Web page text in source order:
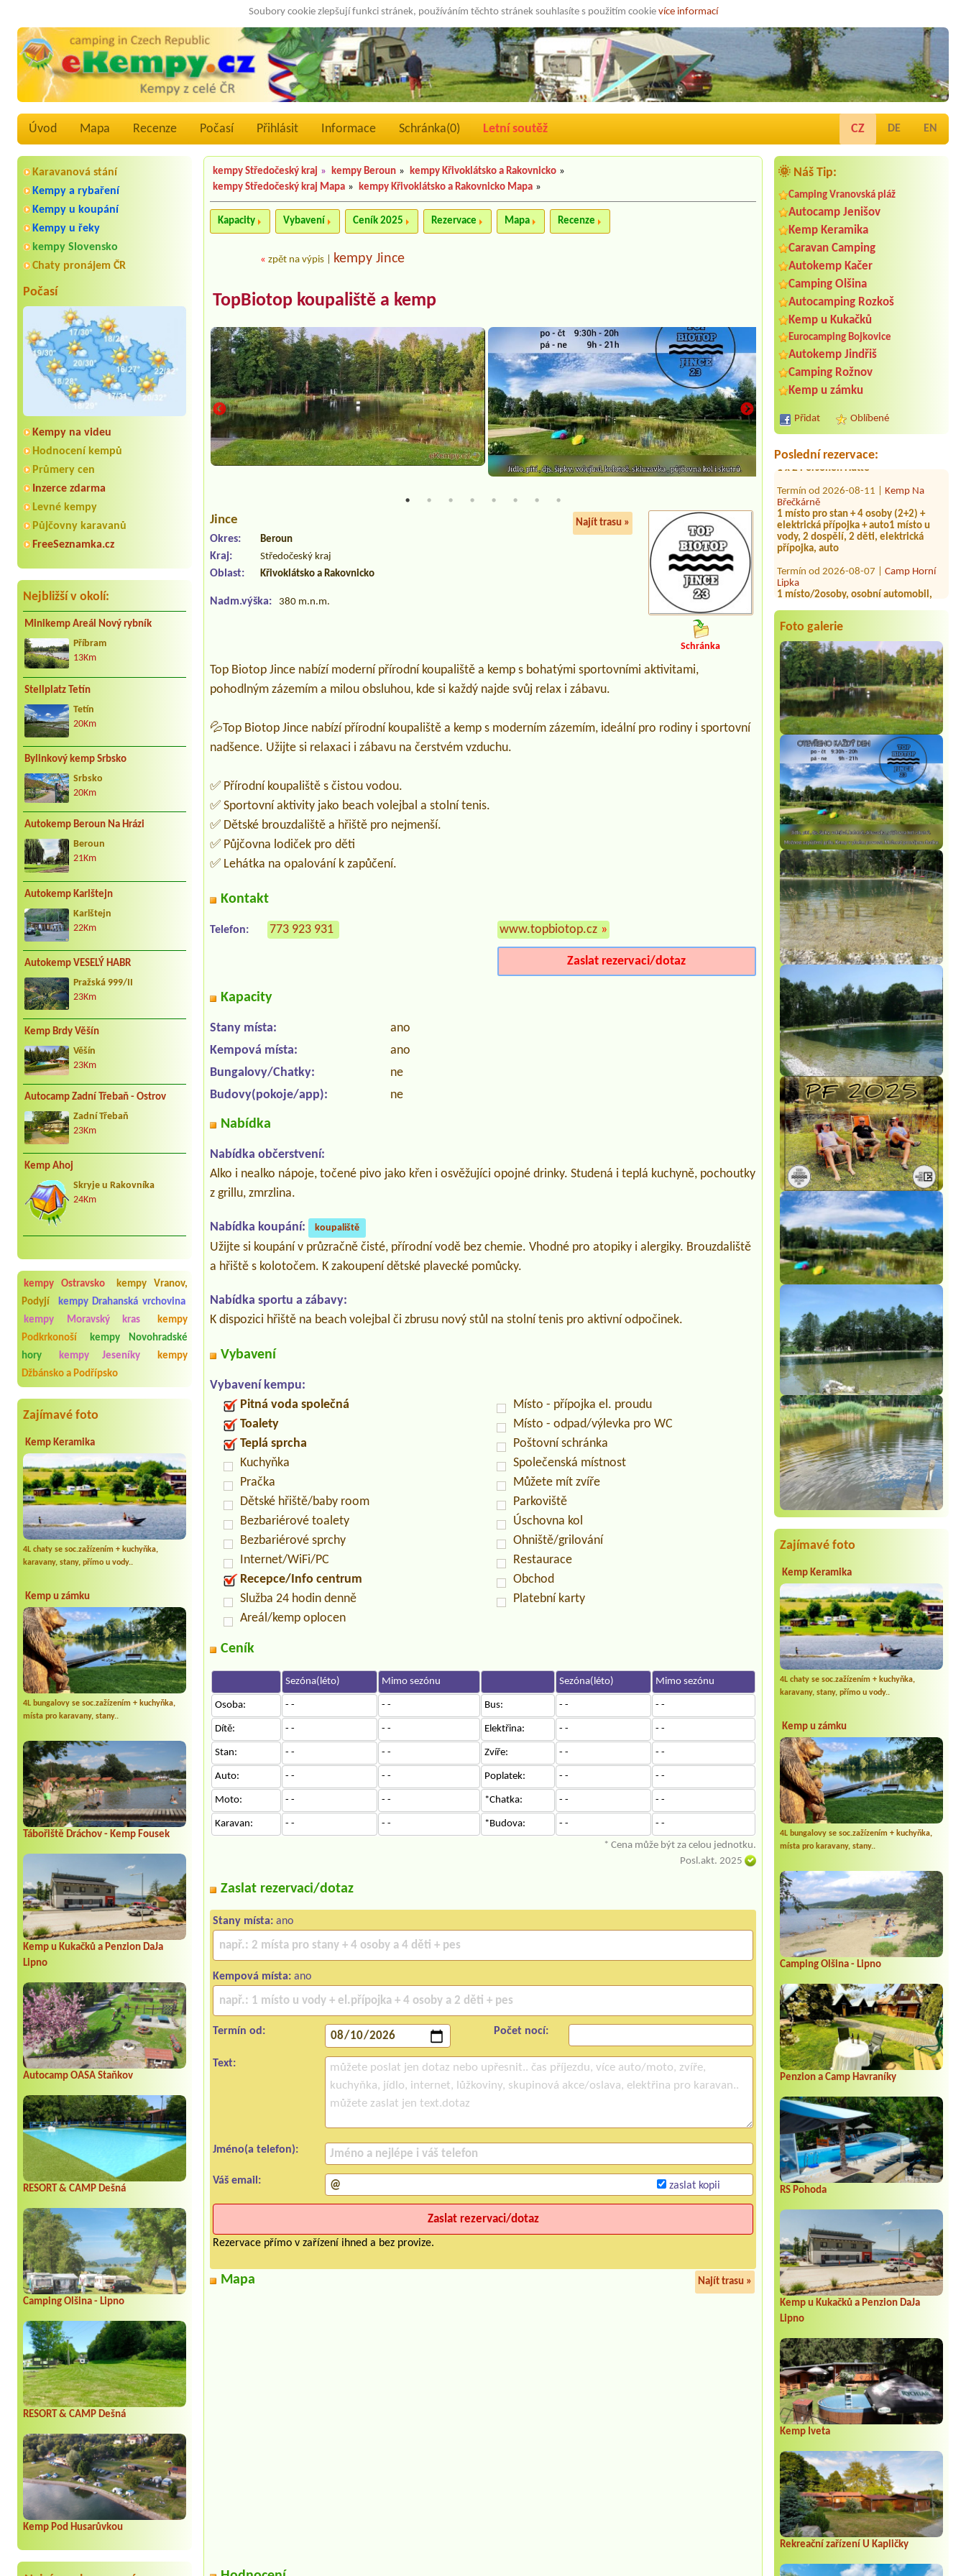
Soubory cookie zlepšují funkci stránek, používáním těchto stránek souhlasíte s použitím cookie více informací
Úvod Mapa Recenze Počasí Přihlásit Informace Schránka(0) Letní soutěž CZ DE EN
Karavanová stání
Kempy a rybaření
Kempy u koupání
Kempy u řeky
kempy Slovensko
Chaty pronájem ČR
Počasí
Kempy na videu
Hodnocení kempů
Průmery cen
Inzerce zdarma
Levné kempy
Půjčovny karavanů
FreeSeznamka.cz
Nejbližší v okolí:
Minikemp Areál Nový rybník
Příbram
13Km
Stellplatz Tetín
Tetín
20Km
Bylinkový kemp Srbsko
Srbsko
20Km
Autokemp Beroun Na Hrázi
Beroun
21Km
Autokemp Karlštejn
Karlštejn
22Km
Autokemp VESELÝ HABR
Pražská 999/II
23Km
Kemp Brdy Věšín
Věšín
23Km
Autocamp Zadní Třebaň - Ostrov
Zadní Třebaň
23Km
Kemp Ahoj
Skryje u Rakovníka
24Km
kempy Ostravsko
kempy Vranov,
Podyjí
kempy Drahanská vrchovina
kempy Moravský kras
kempy
Podkrkonoší
kempy Novohradské
hory
kempy Jeseníky
kempy
Džbánsko a Podřípsko
Zajímavé foto
Kemp Keramika
4L chaty se soc.zažízením + kuchyňka,
karavany, stany, přímo u vody..
Kemp u zámku
4L bungalovy se soc.zažízením + kuchyňka,
místa pro karavany, stany..
Tábořiště Dráchov - Kemp Fousek
Kemp u Kukačků a Penzion DaJa
Lipno
Autocamp OASA Staňkov
RESORT & CAMP Dešná
Camping Olšina - Lipno
RESORT & CAMP Dešná
Kemp Pod Husarůvkou
🌞 Náš Tip:
Camping Vranovská pláž
Autocamp Jenišov
Kemp Keramika
Caravan Camping
Autokemp Kačer
Camping Olšina
Autocamping Rozkoš
Kemp u Kukačků
Eurocamping Bojkovice
Autokemp Jindřiš
Camping Rožnov
Kemp u zámku
Přidat Oblíbené
Poslední rezervace:
Termín od 2026-08-05 |
palouk
1 stan pro 2 osoby
1 x 2 Personen Hütte
Termín od 2026-08-11 |
Břečkárně
1 místo pro stan + 4 osoby (2+2) +
elektrická přípojka + auto1 místo u
vody, 2 dospělí, 2 děti, elektrická
přípojka, auto
Termín od 2026-08-07 |
1 místo/2osoby, osobní automobil,
bez elektrické přípojky
Termín od 2026-08-12 |Camp Horní
Lipka
1 místo pro stan a 2osoby a jedno
auto
Termín od 2026-08-01 | Autocamp
Slunečná
1 Zelt 2 Personen und ein Hund 1
auto00
Termín od 2026-07-25 |Kemp Pod
hrází
1 misto pro stan + 3 osoby
Termín od 2026-08-20 |Camping
Country
2x4L2x4l
Termín od 2026-07-30 |Chaty u lesa
Karlovy Dvory
Foto galerie
Zajímavé foto
Kemp Keramika
4L chaty se soc.zažízením + kuchyňka,
karavany, stany, přímo u vody..
Kemp u zámku
4L bungalovy se soc.zažízením + kuchyňka,
místa pro karavany, stany..
Camping Olšina - Lipno
Penzion a Camp Havraníky
RS Pohoda
Kemp u Kukačků a Penzion DaJa
Lipno
Kemp Iveta
Rekreační zařízení U Kapličky
kempy Středočeský kraj » kempy Beroun » kempy Křivoklátsko a Rakovnicko »
kempy Středočeský kraj Mapa » kempy Křivoklátsko a Rakovnicko Mapa »
Kapacity Vybavení Ceník 2025 Rezervace Mapa Recenze
«zpět na výpis kempy Jince
TopBiotop koupaliště a kemp
Jince Najít trasu »
Okres: Beroun
Kraj: Středočeský kraj
Oblast: Křivoklátsko a Rakovnicko
Nadm.výška: 380 m.n.m.
Schránka
Top Biotop Jince nabízí moderní přírodní koupaliště a kemp s bohatými sportovními aktivitami,
pohodlným zázemím a milou obsluhou, kde si každý najde svůj relax i zábavu.
💦Top Biotop Jince nabízí přírodní koupaliště a kemp s moderním zázemím, ideální pro rodiny i sportovní
nadšence. Užijte si relaxaci i zábavu na čerstvém vzduchu.
✅ Přírodní koupaliště s čistou vodou.
✅ Sportovní aktivity jako beach volejbal a stolní tenis.
✅ Dětské brouzdaliště a hřiště pro nejmenší.
✅ Půjčovna lodiček pro děti
✅ Lehátka na opalování k zapůčení.
Kontakt
Telefon: 773 923 931 www.topbiotop.cz »
Zaslat rezervaci/dotaz
Kapacity
Stany místa:
ano
Kempová místa:
ano
Bungalovy/Chatky:
ne
Budovy(pokoje/app):
ne
Nabídka
Nabídka občerstvení:
Alko i nealko nápoje, točené pivo jako křen i osvěžujíci opojné drinky. Studená i teplá kuchyně, pochoutky
z grillu, zmrzlina.
Nabídka koupání: koupaliště
Užijte si koupání v průzračně čisté, přírodní vodě bez chemie. Vhodné pro atopiky i alergiky. Brouzdaliště
a hřiště s kolotočem. K zakoupení dětské plavecké pomůcky.
Nabídka sportu a zábavy:
K dispozici hřiště na beach volejbal či zbrusu nový stůl na stolní tenis pro aktivní odpočinek.
Vybavení
Vybavení kempu:
Pitná voda společná
Toalety
Teplá sprcha
Kuchyňka
Pračka
Dětské hřiště/baby room
Bezbariérové toalety
Bezbariérové sprchy
Internet/WiFi/PC
Recepce/Info centrum
Služba 24 hodin denně
Areál/kemp oplocen
Místo - přípojka el. proudu
Místo - odpad/výlevka pro WC
Poštovní schránka
Společenská místnost
Můžete mít zvíře
Parkoviště
Úschovna kol
Ohniště/grilování
Restaurace
Obchod
Platební karty
Ceník
Sezóna(léto) Mimo sezónu Sezóna(léto) Mimo sezónu
Osoba: - - - - Bus: - - - -
Dítě: - - - - Elektřina: - - - -
Stan: - - - - Zvíře: - - - -
Auto: - - - - Poplatek: - - - -
Moto: - - - - *Chatka: - - - -
Karavan: - - - - *Budova: - -
- -
* Cena může být za celou jednotku.
Posl.akt. 2025
Zaslat rezervaci/dotaz
Stany místa: ano
Kempová místa: ano
Termín od: Počet nocí:
Text:
Jméno(a telefon):
Váš email: zaslat kopii
Rezervace přímo v zařízení ihned a bez provize.
Mapa Najít trasu »